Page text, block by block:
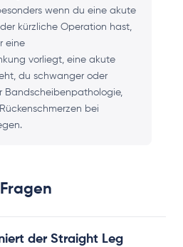
wenn du eine akute
kürzliche Operation hast,
eine
vorliegt, eine akute
du schwanger oder
Bandscheibenpathologie,
bei
der Straight Leg